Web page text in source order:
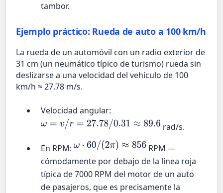
tambor.
Ejemplo práctico: Rueda de auto a 100 km/h
La rueda de un automóvil con un radio exterior de
31 cm (un neumático típico de turismo) rueda sin
deslizarse a una velocidad del vehículo de 100
km/h ≈ 27.78 m/s.
Velocidad angular:
ω =v/ r=27.78 /0.31≈89.6
rad/s.
En RPM:ω ⋅60/(2π)≈856
RPM —
cómodamente por debajo de la línea roja
típica de 7000 RPM del motor de un auto
de pasajeros, que es precisamente la